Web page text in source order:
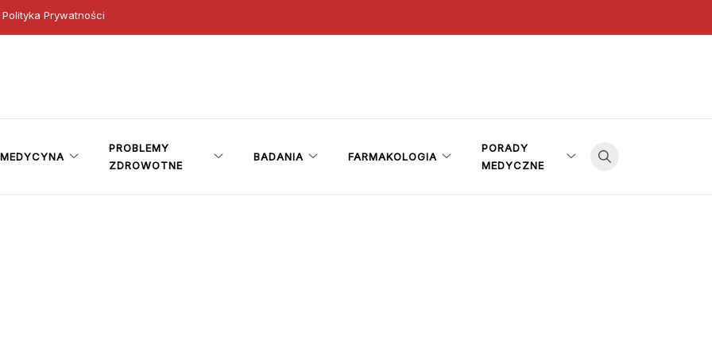
Polityka Prywatności
MEDYCYNA
PROBLEMY
ZDROWOTNE
BADANIA FARMAKOLOGIA
PORADY
MEDYCZNE